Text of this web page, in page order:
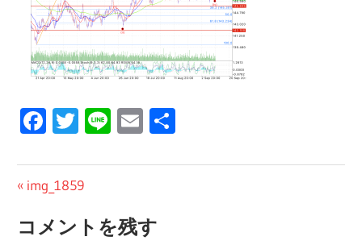
Facebook
Twitter
LineEmail
投
稿
前
投
img_1859
コメントを残す